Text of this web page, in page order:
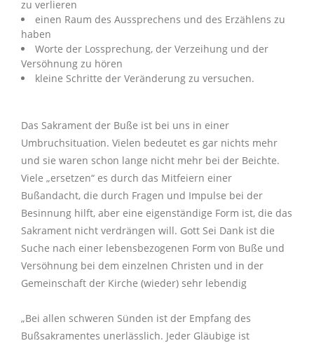
zu verlieren
einen Raum des Aussprechens und des Erzählens zu
haben
Worte der Lossprechung, der Verzeihung und der
Versöhnung zu hören
kleine Schritte der Veränderung zu versuchen.
Das Sakrament der Buße ist bei uns in einer
Umbruchsituation. Vielen bedeutet es gar nichts mehr
und sie waren schon lange nicht mehr bei der Beichte.
Viele „ersetzen“ es durch das Mitfeiern einer
Bußandacht, die durch Fragen und Impulse bei der
Besinnung hilft, aber eine eigenständige Form ist, die das
Sakrament nicht verdrängen will. Gott Sei Dank ist die
Suche nach einer lebensbezogenen Form von Buße und
Versöhnung bei dem einzelnen Christen und in der
Gemeinschaft der Kirche (wieder) sehr lebendig
„Bei allen schweren Sünden ist der Empfang des
Bußsakramentes unerlässlich. Jeder Gläubige ist